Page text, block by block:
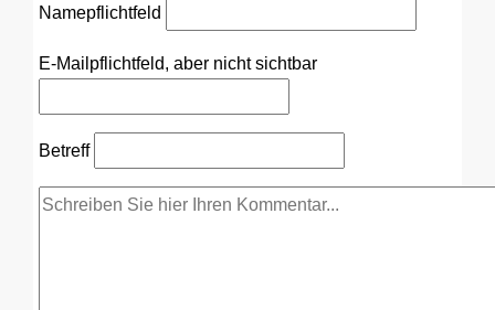
Namepflichtfeld
E-Mail pflichtfeld, aber nicht sichtbar
Betreff